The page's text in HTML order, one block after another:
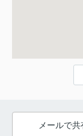
メールで共